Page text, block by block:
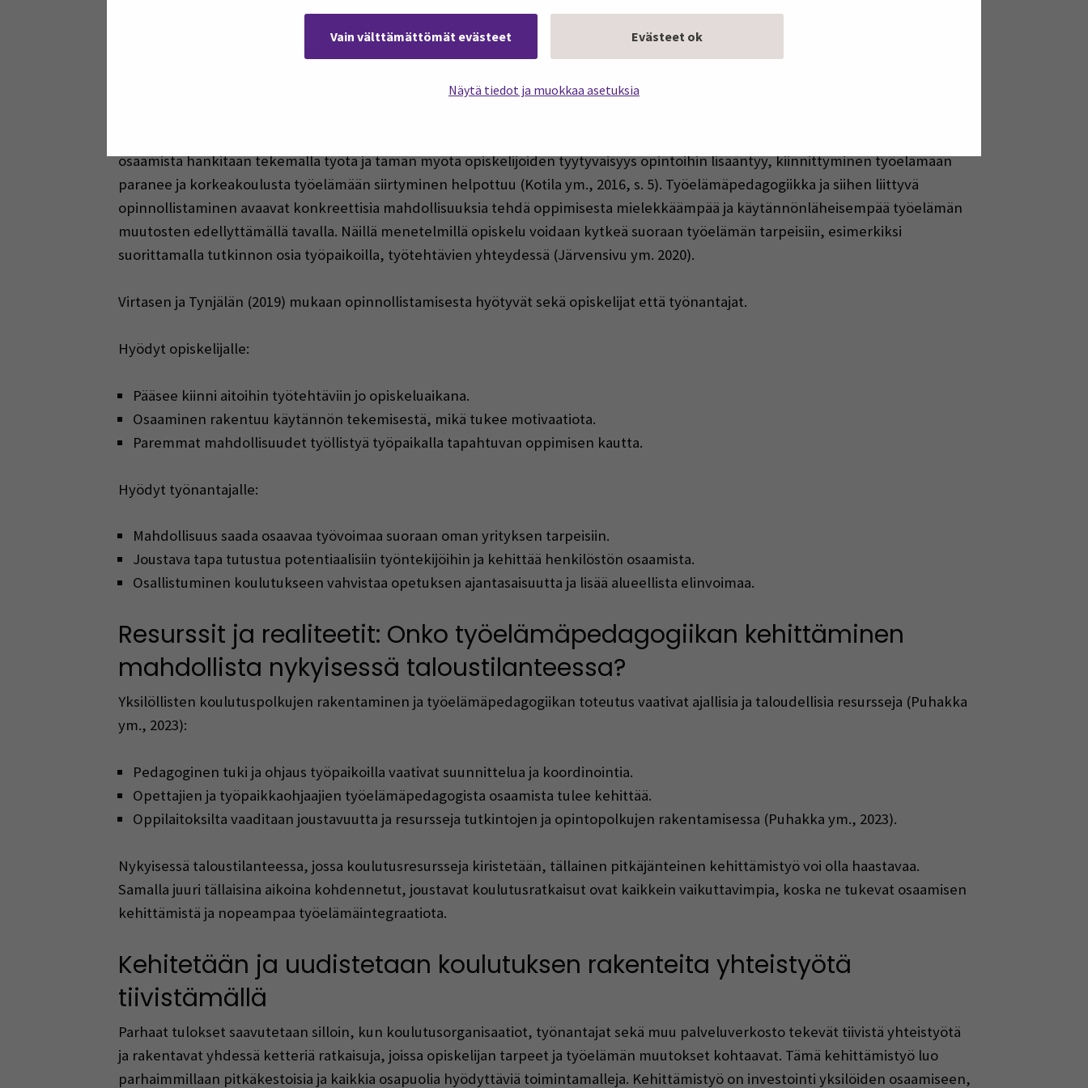
Vain välttämättömät evästeet Evästeet ok
Näytä tiedot ja muokkaa asetuksia
opetukseen joustavien ja työelämälähtöisten opiskelumuotojen kanssa.
Työelämäpedagogiikka ja opinnollistaminen – mahdollisuuksia
opiskelun ja työelämän välillä
osaamista hankitaan tekemällä työtä ja tämän myötä opiskelijoiden tyytyväisyys opintoihin lisääntyy, kiinnittyminen työelämään
paranee ja korkeakoulusta työelämään siirtyminen helpottuu (Kotila ym., 2016, s. 5). Työelämäpedagogiikka ja siihen liittyvä
opinnollistaminen avaavat konkreettisia mahdollisuuksia tehdä oppimisesta mielekkäämpää ja käytännönläheisempää työelämän
muutosten edellyttämällä tavalla. Näillä menetelmillä opiskelu voidaan kytkeä suoraan työelämän tarpeisiin, esimerkiksi
suorittamalla tutkinnon osia työpaikoilla, työtehtävien yhteydessä (Järvensivu ym. 2020).
Virtasen ja Tynjälän (2019) mukaan opinnollistamisesta hyötyvät sekä opiskelijat että työnantajat.
Hyödyt opiskelijalle:
Pääsee kiinni aitoihin työtehtäviin jo opiskeluaikana.
Osaaminen rakentuu käytännön tekemisestä, mikä tukee motivaatiota.
Paremmat mahdollisuudet työllistyä työpaikalla tapahtuvan oppimisen kautta.
Hyödyt työnantajalle:
Mahdollisuus saada osaavaa työvoimaa suoraan oman yrityksen tarpeisiin.
Joustava tapa tutustua potentiaalisiin työntekijöihin ja kehittää henkilöstön osaamista.
Osallistuminen koulutukseen vahvistaa opetuksen ajantasaisuutta ja lisää alueellista elinvoimaa.
Resurssit ja realiteetit: Onko työelämäpedagogiikan kehittäminen
mahdollista nykyisessä taloustilanteessa?
Yksilöllisten koulutuspolkujen rakentaminen ja työelämäpedagogiikan toteutus vaativat ajallisia ja taloudellisia resursseja (Puhakka
ym., 2023):
Pedagoginen tuki ja ohjaus työpaikoilla vaativat suunnittelua ja koordinointia.
Opettajien ja työpaikkaohjaajien työelämäpedagogista osaamista tulee kehittää.
Oppilaitoksilta vaaditaan joustavuutta ja resursseja tutkintojen ja opintopolkujen rakentamisessa (Puhakka ym., 2023).
Nykyisessä taloustilanteessa, jossa koulutusresursseja kiristetään, tällainen pitkäjänteinen kehittämistyö voi olla haastavaa.
Samalla juuri tällaisina aikoina kohdennetut, joustavat koulutusratkaisut ovat kaikkein vaikuttavimpia, koska ne tukevat osaamisen
kehittämistä ja nopeampaa työelämäintegraatiota.
Kehitetään ja uudistetaan koulutuksen rakenteita yhteistyötä
tiivistämällä
Parhaat tulokset saavutetaan silloin, kun koulutusorganisaatiot, työnantajat sekä muu palveluverkosto tekevät tiivistä yhteistyötä
ja rakentavat yhdessä ketteriä ratkaisuja, joissa opiskelijan tarpeet ja työelämän muutokset kohtaavat. Tämä kehittämistyö luo
parhaimmillaan pitkäkestoisia ja kaikkia osapuolia hyödyttäviä toimintamalleja. Kehittämistyö on investointi yksilöiden osaamiseen,